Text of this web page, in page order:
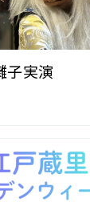
実演